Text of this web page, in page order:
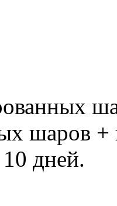
шаров
дней.